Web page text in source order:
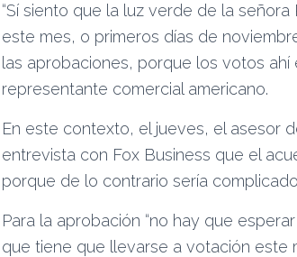
“Sí siento que la luz verde de la
este mes, o primeros días de
las aprobaciones, porque los votos ahí
representante comercial americano.
En este contexto, el jueves, el asesor
entrevista con Fox Business que el
porque de lo contrario sería
Para la aprobación “no hay que
que tiene que llevarse a votación este